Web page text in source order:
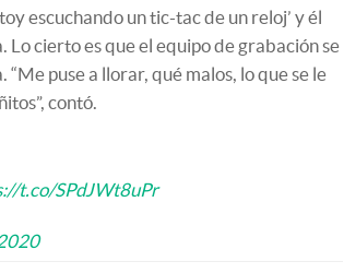
escuchando un tic-tac de un reloj’ y él
Lo cierto es que el equipo de grabación se
puse a llorar, qué malos, lo que se le
contó.
t.co/SPdJWt8uPr